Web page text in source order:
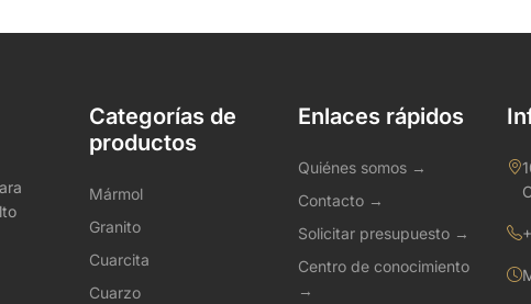
Categorías de
productos
Mármol
Granito
Cuarcita
Cuarzo
Enlaces rápidos
Quiénes somos →
Contacto →
Solicitar presupuesto →
Centro de conocimiento
→